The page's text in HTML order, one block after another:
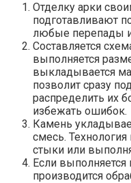
Отделку арки
подготавливают
любые перепады
Составляется
выполняется
выкладывается
позволит сразу
распределить их
избежать ошибок.
Камень
смесь.
стыки или
Если выполняется
производится